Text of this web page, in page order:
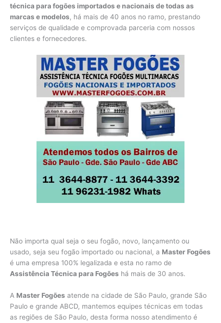
técnica para fogões importados e nacionais de todas as
marcas e modelos, há mais de 40 anos no ramo, prestando
serviços de qualidade e comprovada parceria com nossos
clientes e fornecedores.
Não importa qual seja o seu fogão, novo, lançamento ou
usado, seja seu fogão importado ou nacional, a Master Fogões
é uma empresa 100% legalizada e esta no ramo de
Assistência Técnica para Fogões há mais de 30 anos.
A Master Fogões atende na cidade de São Paulo, grande São
Paulo e grande ABCD, mantemos equipes técnicas em todas
as regiões de São Paulo, desta forma nosso atendimento é